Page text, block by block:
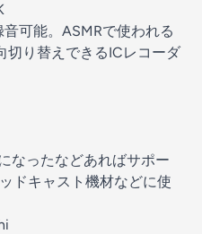
可能。ASMRで使われる
切り替えできるICレコーダ
なったなどあればサポー
ドキャスト機材などに使